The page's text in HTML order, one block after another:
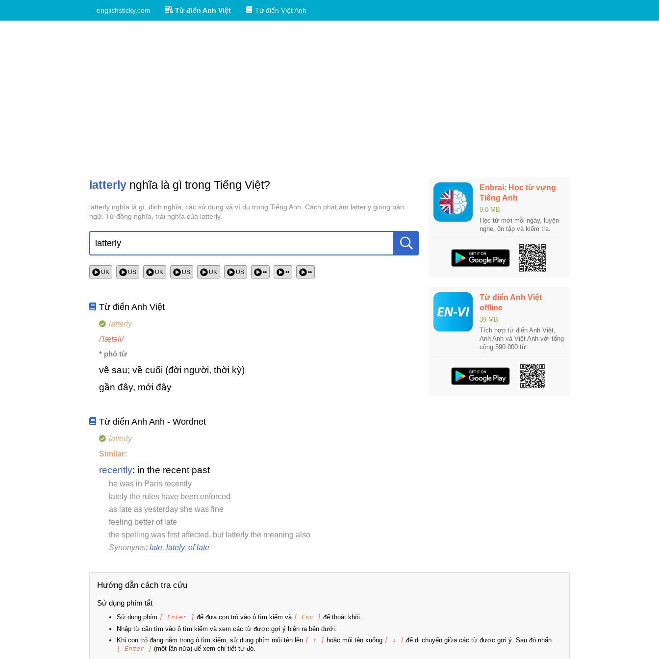
englishsticky.com Từ điển Anh Việt Từ điển Việt Anh
latterly nghĩa là gì trong Tiếng Việt?
latterly nghĩa là gì, định nghĩa, các sử dụng và ví dụ trong Tiếng Anh. Cách phát âm latterly giọng bản
ngữ. Từ đồng nghĩa, trái nghĩa của latterly.
UK US UK US UK US •• •• ••
Từ điển Anh Việt
latterly
/'lætəli/
* phó từ
về sau; về cuối (đời người, thời kỳ)
gần đây, mới đây
Từ điển Anh Anh - Wordnet
latterly
Similar:
recently: in the recent past
he was in Paris recently
lately the rules have been enforced
as late as yesterday she was fine
feeling better of late
the spelling was first affected, but latterly the meaning also
Synonyms: late, lately, of late
Enbrai: Học từ vựng
Tiếng Anh
9,0 MB
Học từ mới mỗi ngày, luyện
nghe, ôn tập và kiểm tra.
Từ điển Anh Việt
offline
39 MB
Tích hợp từ điển Anh Việt,
Anh Anh và Việt Anh với tổng
cộng 590.000 từ.
Hướng dẫn cách tra cứu
Sử dụng phím tắt
Sử dụng phím [ Enter ] để đưa con trỏ vào ô tìm kiếm và [ Esc ] để thoát khỏi.
Nhập từ cần tìm vào ô tìm kiếm và xem các từ được gợi ý hiện ra bên dưới.
Khi con trỏ đang nằm trong ô tìm kiếm, sử dụng phím mũi tên lên [ ↑ ] hoặc mũi tên xuống [ ↓ ] để di chuyển giữa các từ được gợi ý. Sau đó nhấn
[ Enter ] (một lần nữa) để xem chi tiết từ đó.